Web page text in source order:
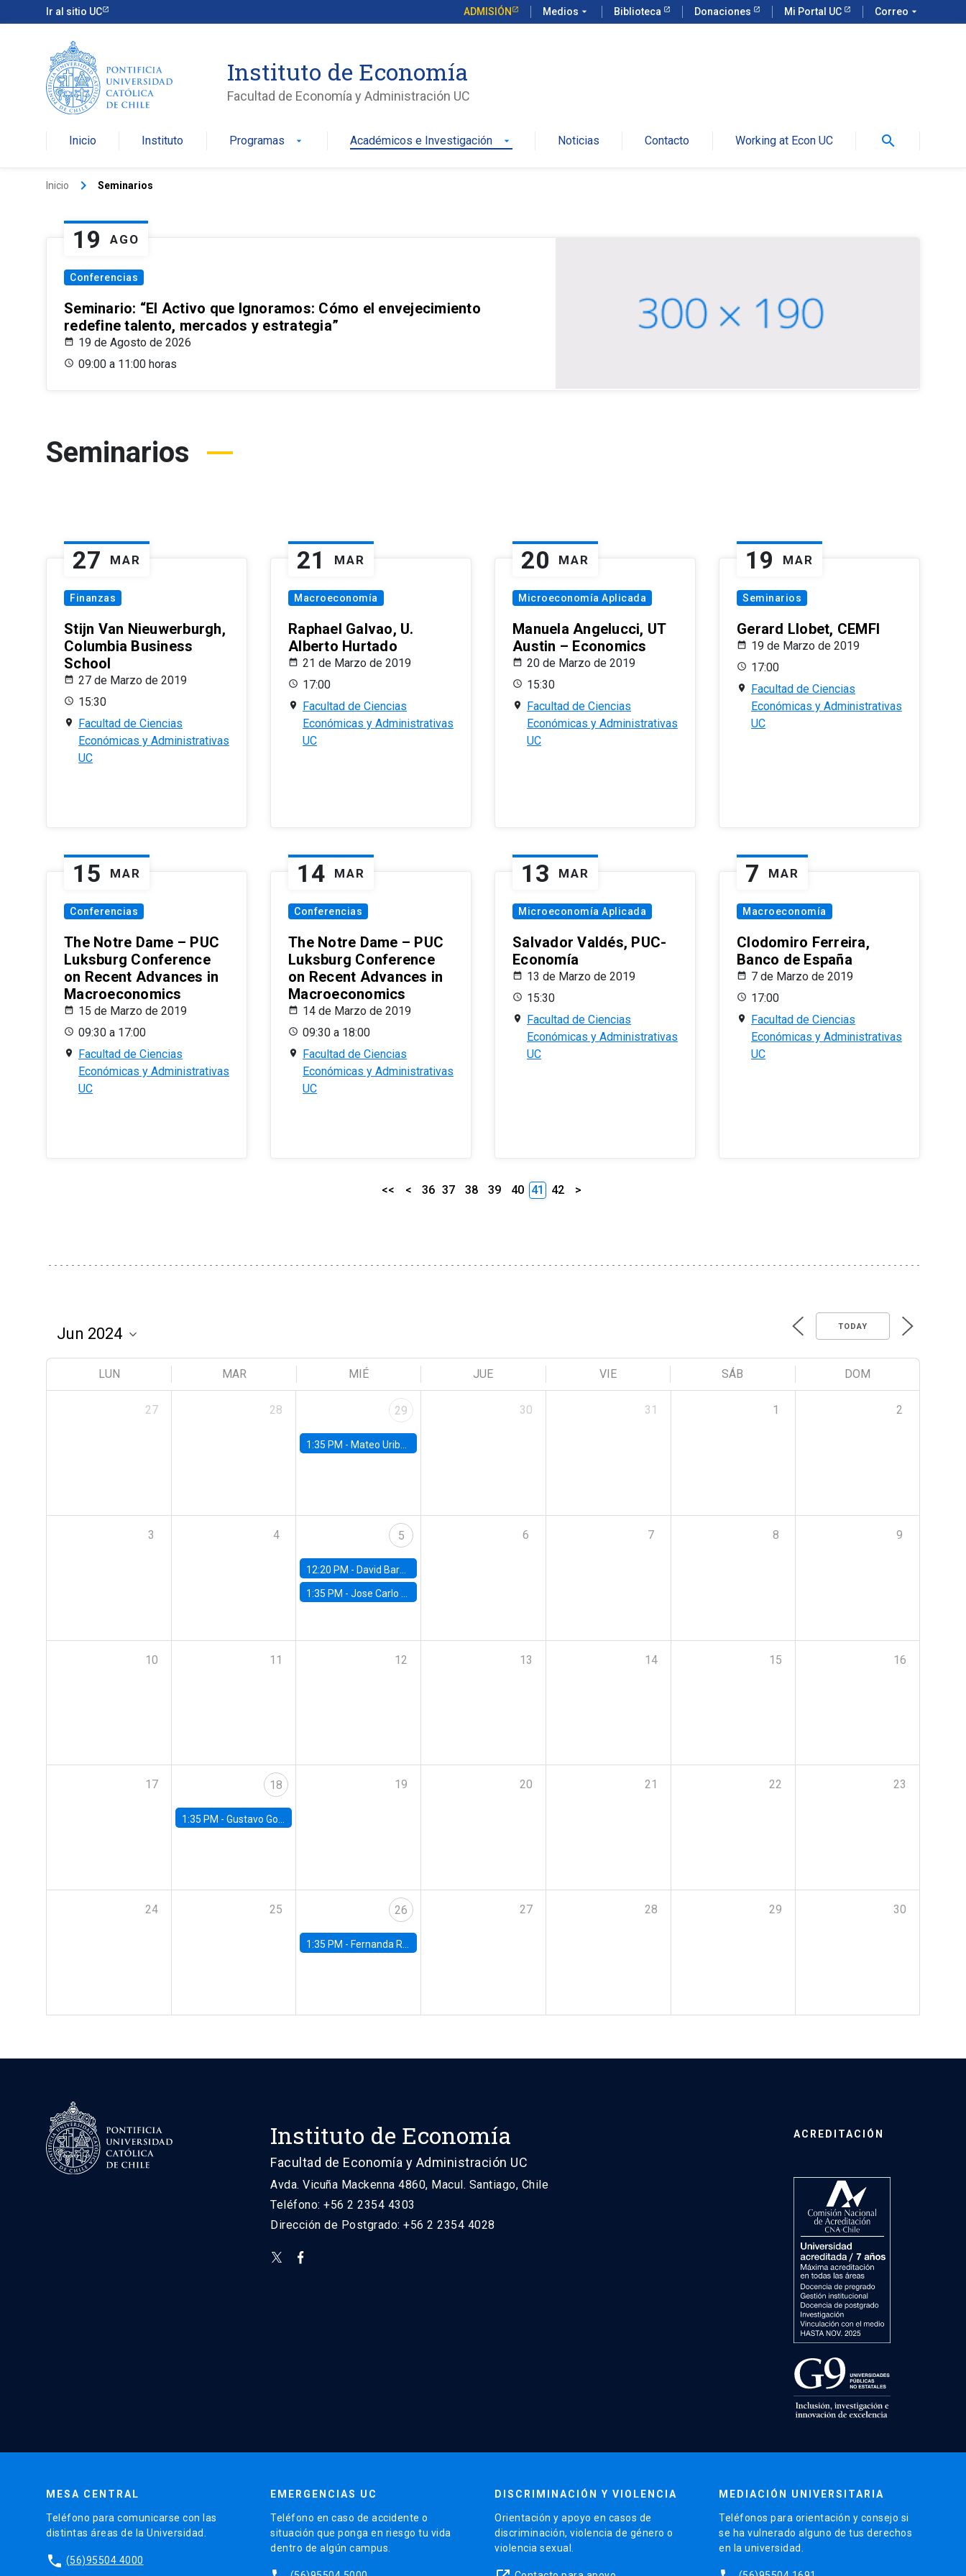
Ir al sitio UC ADMISIÓN Medios arrow_drop_down Biblioteca Donaciones Mi Portal UC Correo arrow_drop_down
Instituto de Economía
Facultad de Economía y Administración UC
Inicio Instituto Programas arrow_drop_down Académicos e Investigación arrow_drop_down Noticias Contacto Working at Econ UC search
Inicio keyboard_arrow_right Seminarios
19 AGO
Conferencias
Seminario: “El Activo que Ignoramos: Cómo el envejecimiento
redefine talento, mercados y estrategia”
19 de Agosto de 2026
09:00 a 11:00 horas
Seminarios
27 MAR
Finanzas
Stijn Van Nieuwerburgh,
Columbia Business
School
27 de Marzo de 2019
15:30
Facultad de Ciencias
Económicas y Administrativas
UC
21 MAR
Macroeconomía
Raphael Galvao, U.
Alberto Hurtado
21 de Marzo de 2019
17:00
Facultad de Ciencias
Económicas y Administrativas
UC
20 MAR
Microeconomía Aplicada
Manuela Angelucci, UT
Austin – Economics
20 de Marzo de 2019
15:30
Facultad de Ciencias
Económicas y Administrativas
UC
19 MAR
Seminarios
Gerard Llobet, CEMFI
19 de Marzo de 2019
17:00
Facultad de Ciencias
Económicas y Administrativas
UC
15 MAR
Conferencias
The Notre Dame – PUC
Luksburg Conference
on Recent Advances in
Macroeconomics
15 de Marzo de 2019
09:30 a 17:00
Facultad de Ciencias
Económicas y Administrativas
UC
14 MAR
Conferencias
The Notre Dame – PUC
Luksburg Conference
on Recent Advances in
Macroeconomics
14 de Marzo de 2019
09:30 a 18:00
Facultad de Ciencias
Económicas y Administrativas
UC
13 MAR
Microeconomía Aplicada
Salvador Valdés, PUC-
Economía
13 de Marzo de 2019
15:30
Facultad de Ciencias
Económicas y Administrativas
UC
7 MAR
Macroeconomía
Clodomiro Ferreira,
Banco de España
7 de Marzo de 2019
17:00
Facultad de Ciencias
Económicas y Administrativas
UC
<< < 36 37 38 39 40 41 42 >
TODAY
LUN MAR MIÉ JUE VIE SÁB DOM
27 28 29
1:35 PM - Mateo Uribe-Castro, Universidad de los Andes (Colombia)
30 31 1 2
3 4 5
12:20 PM - David Bardey, Universidad de los Andes - CEDE
1:35 PM -Jose Carlo Bermudez, UC (ME) & World Bank
6 7 8 9
10 11 12 13 14 15 16
17 18
1:35 PM - Gustavo González, Banco Central de Chile
19 20 21 22 23
24 25 26
1:35 PM - Fernanda Rojas Ampuero, University of Wisconsin-Madison
27 28 29 30
Instituto de Economía
Facultad de Economía y Administración UC
Avda. Vicuña Mackenna 4860, Macul. Santiago, Chile
Teléfono: +56 2 2354 4303
Dirección de Postgrado: +56 2 2354 4028
ACREDITACIÓN
MESA CENTRAL
Teléfono para comunicarse con las
distintas áreas de la Universidad.
phone (56)95504 4000
EMERGENCIAS UC
Teléfono en caso de accidente o
situación que ponga en riesgo tu vida
dentro de algún campus.
DISCRIMINACIÓN Y VIOLENCIA
Orientación y apoyo en casos de
discriminación, violencia de género o
violencia sexual.
MEDIACIÓN UNIVERSITARIA
Teléfonos para orientación y consejo si
se ha vulnerado alguno de tus derechos
en la universidad.